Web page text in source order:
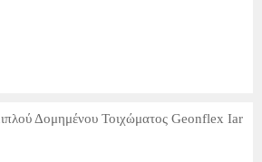
Δομημένου Τοιχώματος Geonflex Iar